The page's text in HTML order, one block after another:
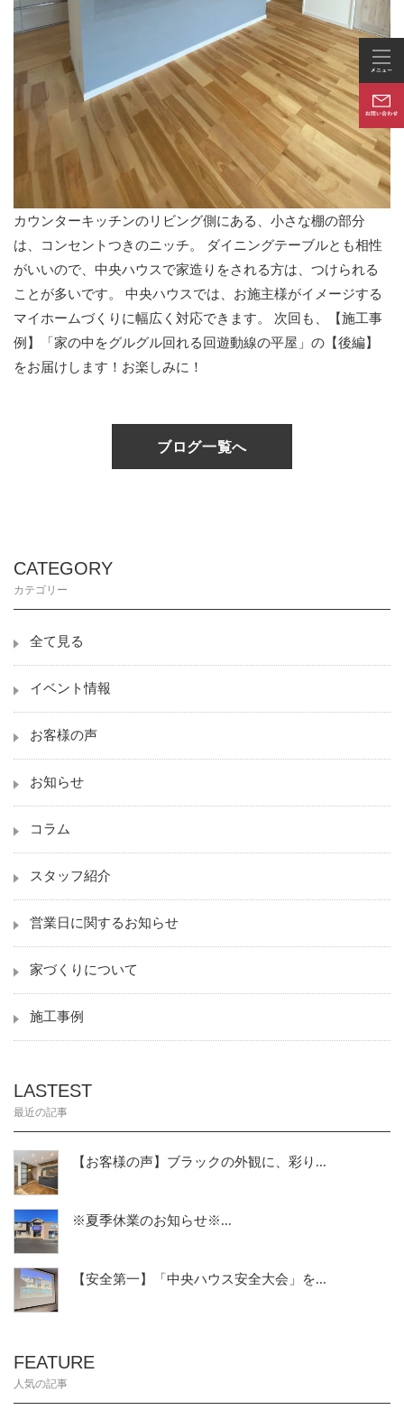
CATEGORY
カテゴリー
全て見る
イベント情報
お客様の声
お知らせ
コラム
スタッフ紹介
営業日に関するお知らせ
家づくりについて
施工事例
LASTEST
最近の記事
【お客様の声】ブラックの外観に、彩り...
※夏季休業のお知らせ※...
【安全第一】「中央ハウス安全大会」を...
FEATURE
人気の記事
カウンターキッチンのリビング側にある、小さな棚の部分
は、コンセントつきのニッチ。 ダイニングテーブルとも相性
がいいので、中央ハウスで家造りをされる方は、つけられる
ことが多いです。 中央ハウスでは、お施主様がイメージする
マイホームづくりに幅広く対応できます。 次回も、【施工事
例】「家の中をグルグル回れる回遊動線の平屋」の【後編】
をお届けします！お楽しみに！
ブログ一覧へ